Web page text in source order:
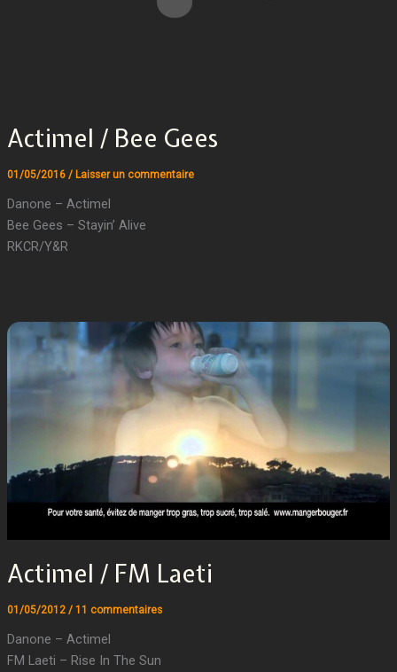
Actimel / Bee Gees
01/05/2016 / Laisser un commentaire
Danone – Actimel
Bee Gees – Stayin’ Alive
RKCR/Y&R
Actimel / FM Laeti
01/05/2012 / 11 commentaires
Danone – Actimel
FM Laeti – Rise In The Sun